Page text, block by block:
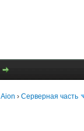
Aion › Серверная часть